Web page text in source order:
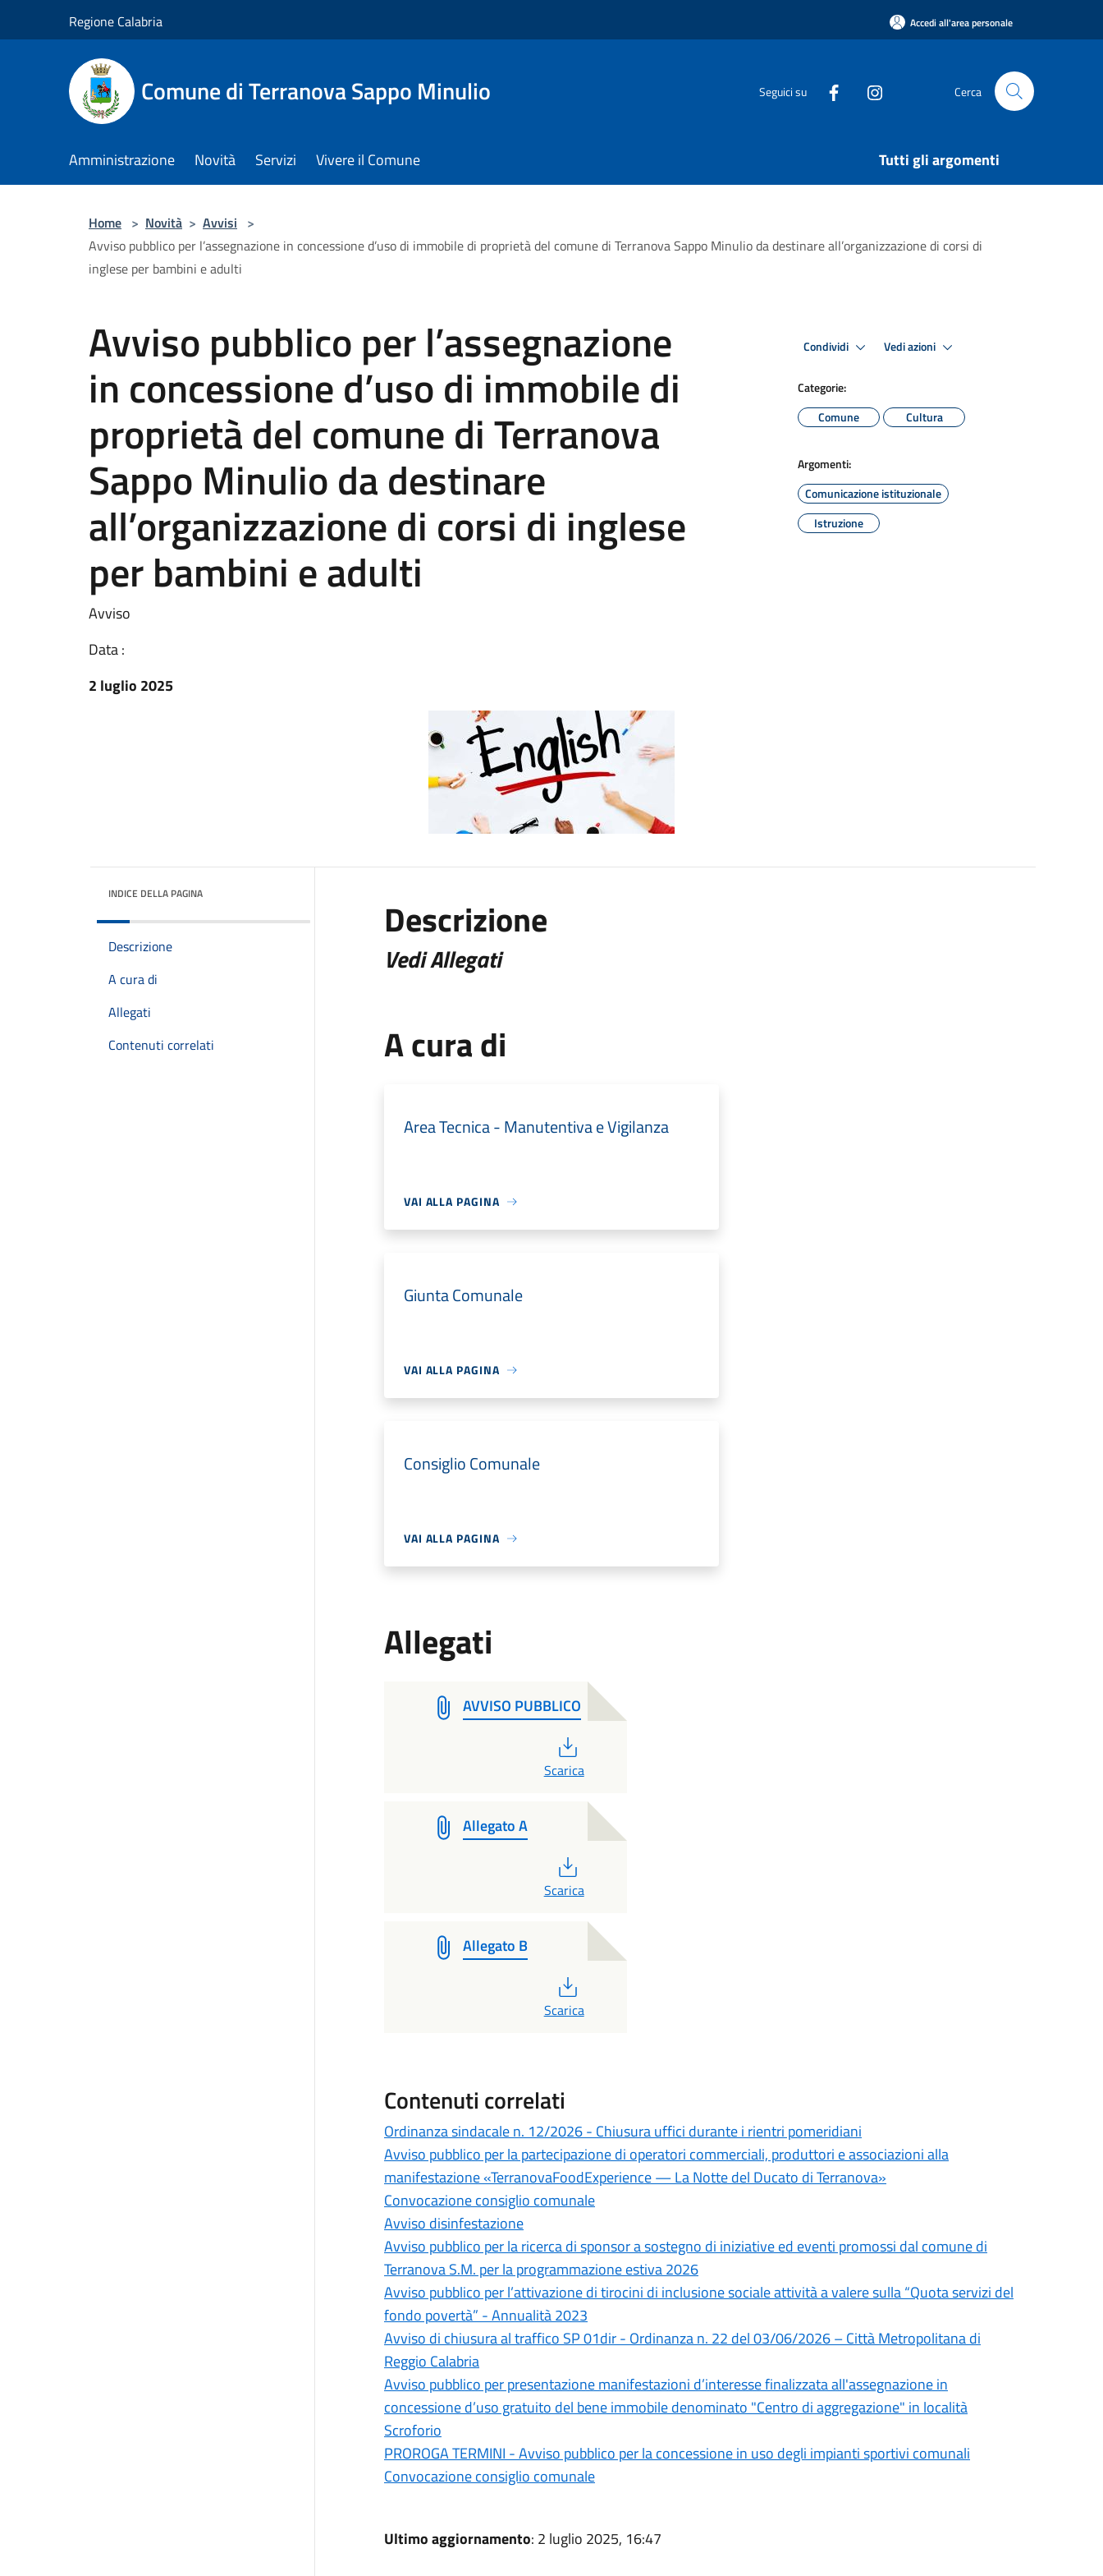
Regione Calabria Accedi all'area personale
Comune di Terranova Sappo Minulio Seguici su Cerca
Amministrazione Novità Servizi Vivere il Comune Tutti gli argomenti
Home > Novità > Avvisi >
Avviso pubblico per l’assegnazione in concessione d’uso di immobile di proprietà del comune di Terranova Sappo Minulio da destinare all’organizzazione di corsi di
inglese per bambini e adulti
Avviso pubblico per l’assegnazione
in concessione d’uso di immobile di
proprietà del comune di Terranova
Sappo Minulio da destinare
all’organizzazione di corsi di inglese
per bambini e adulti
Avviso
Data :
2 luglio 2025
Condividi Vedi azioni
Categorie:
Comune
Cultura
Argomenti:
Comunicazione istituzionale
Istruzione
INDICE DELLA PAGINA
Descrizione
A cura di
Allegati
Contenuti correlati
Descrizione
Vedi Allegati
A cura di
Area Tecnica - Manutentiva e Vigilanza
VAI ALLA PAGINA
Giunta Comunale
VAI ALLA PAGINA
Consiglio Comunale
VAI ALLA PAGINA
Allegati
AVVISO PUBBLICO
Scarica
Allegato A
Scarica
Allegato B
Scarica
Contenuti correlati
Ordinanza sindacale n. 12/2026 - Chiusura uffici durante i rientri pomeridiani
Avviso pubblico per la partecipazione di operatori commerciali, produttori e associazioni alla
manifestazione «TerranovaFoodExperience — La Notte del Ducato di Terranova»
Convocazione consiglio comunale
Avviso disinfestazione
Avviso pubblico per la ricerca di sponsor a sostegno di iniziative ed eventi promossi dal comune di
Terranova S.M. per la programmazione estiva 2026
Avviso pubblico per l’attivazione di tirocini di inclusione sociale attività a valere sulla “Quota servizi del
fondo povertà” - Annualità 2023
Avviso di chiusura al traffico SP 01dir - Ordinanza n. 22 del 03/06/2026 – Città Metropolitana di
Reggio Calabria
Avviso pubblico per presentazione manifestazioni d’interesse finalizzata all'assegnazione in
concessione d’uso gratuito del bene immobile denominato "Centro di aggregazione" in località
Scroforio
PROROGA TERMINI - Avviso pubblico per la concessione in uso degli impianti sportivi comunali
Convocazione consiglio comunale
Ultimo aggiornamento: 2 luglio 2025, 16:47